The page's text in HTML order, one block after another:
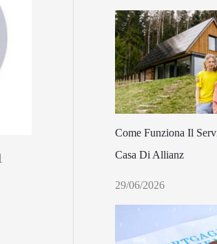
Come Funziona Il
Casa Di Allianz
29/06/2026